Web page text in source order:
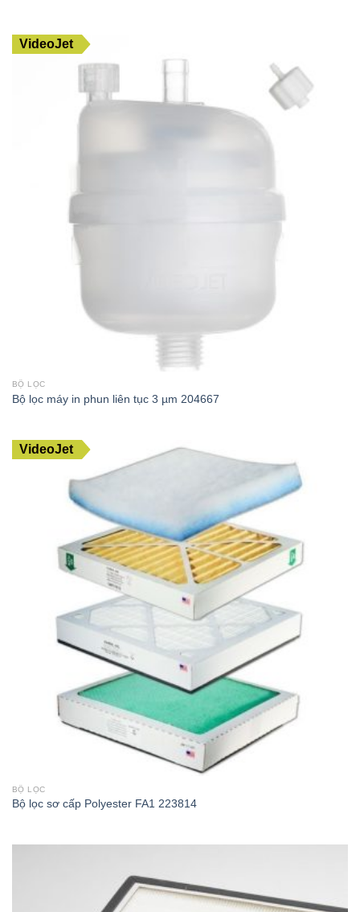
VideoJet
BỘ LỌC
Bộ lọc máy in phun liên tục 3 µm 204667
VideoJet
BỘ LỌC
Bộ lọc sơ cấp Polyester FA1 223814